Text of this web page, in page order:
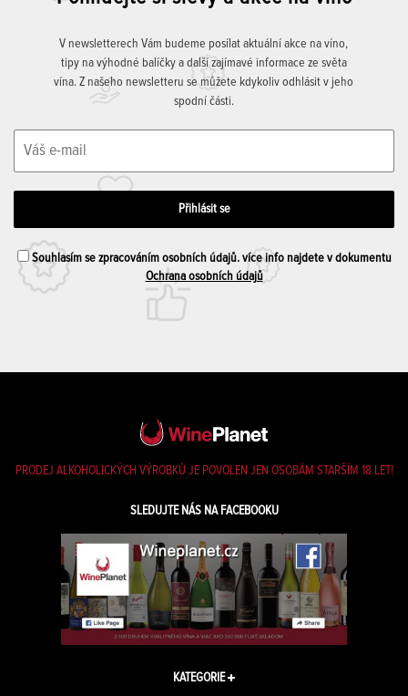
V newsletterech Vám budeme posílat aktuální akce na víno,
tipy na výhodné balíčky a další zajímavé informace ze světa
vína. Z našeho newsletteru se můžete kdykoliv odhlásit v jeho
spodní části.
Souhlasím se zpracováním osobních údajů. více info najdete v dokumentu
Ochrana osobních údajů
PRODEJ ALKOHOLICKÝCH VÝROBKŮ JE POVOLEN JEN OSOBÁM STARŠÍM 18 LET!
SLEDUJTE NÁS NA FACEBOOKU
KATEGORIE